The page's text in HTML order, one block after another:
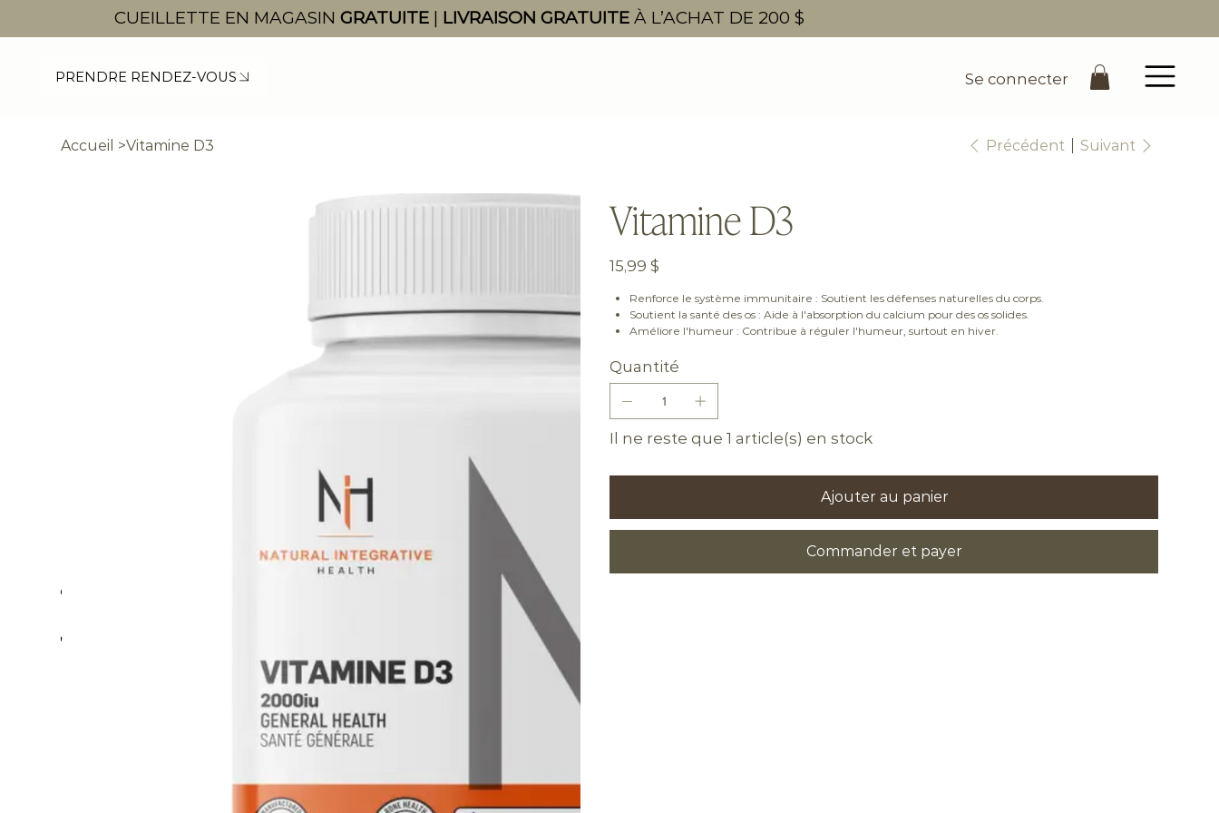
PRENDRE RENDEZ-VOUS Se connecter
CUEILLETTE EN MAGASIN GRATUITE| LIVRAISON GRATUITE À L’ACHAT DE 200 $
Accueil >Vitamine D3 Précédent Suivant
Vitamine D3
Prix
15,99 $
Renforce le système immunitaire : Soutient les défenses naturelles du corps.
Soutient la santé des os : Aide à l'absorption du calcium pour des os solides.
Améliore l'humeur : Contribue à réguler l'humeur, surtout en hiver.
Quantité
Il ne reste que 1 article(s) en stock
Ajouter au panier
Commander et payer